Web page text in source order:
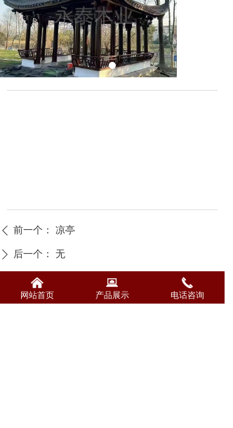
ꄴ 前一个： 凉亭
ꄲ 后一个： 无
낀
网站首页
뀵
产品展示
끅
电话咨询